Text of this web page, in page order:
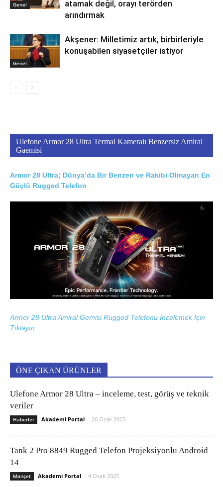
Genel
atamak değil, orayı terörden
arındırmak
Genel
Akşener: Milletimiz artık, birbirleriyle
konuşabilen siyasetçiler istiyor
Ulefone Armor 28 Ultra Termal Kameralı Benzersiz Amiral
Gaemisi
Armor 28 Ultra; Dünya’da Bir Benzeri ve Rakibi Olmayan En
Güçlü Rugged Telefon
Armor 28 Ultra Amiral Gemisi Rugged Telefonu İncelemek İçin
Tıklayın
ÖNE ÇIKAN ÜRÜNLER
Ulefone Armor 28 Ultra – inceleme, test, görüş ve teknik
veriler
Haberler Akademi Portal - 26 Ocak 2025
Tank 2 Pro 8849 Rugged Telefon Projeksiyonlu Android
14
Manşet Akademi Portal - 4 Ocak 2025